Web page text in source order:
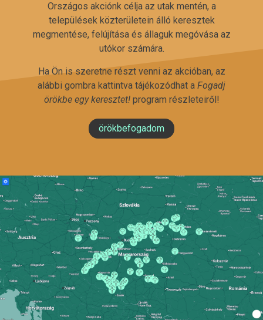
Országos akciónk célja az utak mentén, a
települések közterületein álló keresztek
megmentése, felújítása és állaguk megóvása az
utókor számára.
Ha Ön is szeretne részt venni az akcióban, az
alábbi gombra kattintva tájékozódhat a Fogadj
örökbe egy keresztet!program részleteiről!
örökbefogadom